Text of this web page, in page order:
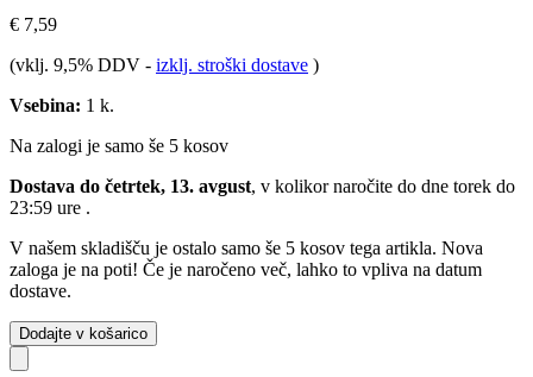
€ 7,59
(vklj. 9,5% DDV - izklj. stroški dostave )
Vsebina: 1 k.
Na zalogi je samo še 5 kosov
Dostava do četrtek, 13. avgust, v kolikor naročite do dne torek do
23:59 ure .
V našem skladišču je ostalo samo še 5 kosov tega artikla. Nova
zaloga je na poti! Če je naročeno več, lahko to vpliva na datum
dostave.
Dodajte v košarico